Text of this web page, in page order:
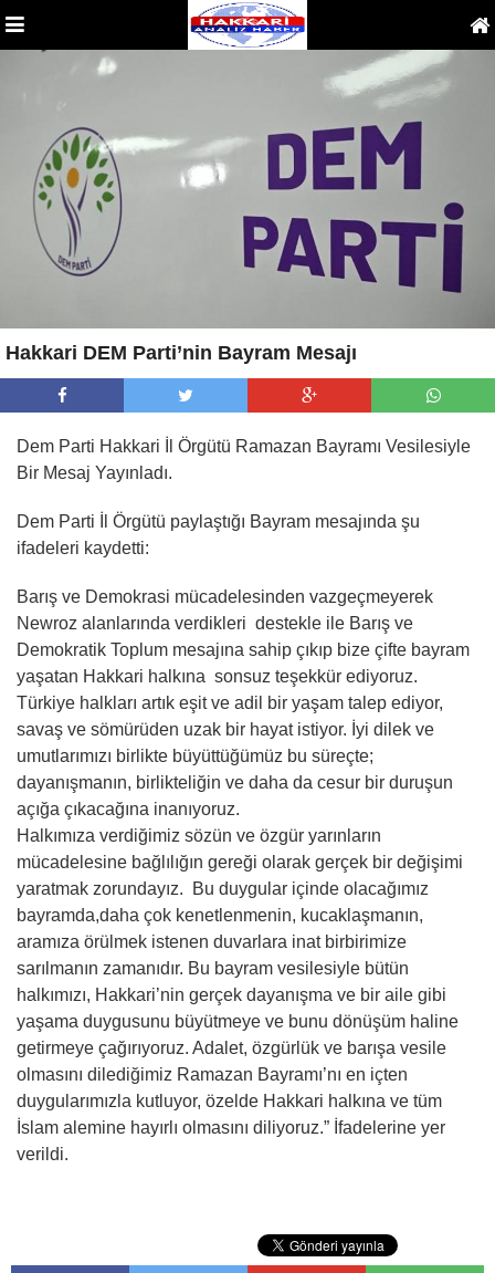
Hakkari DEM Parti’nin Bayram Mesajı
Dem Parti Hakkari İl Örgütü Ramazan Bayramı Vesilesiyle
Bir Mesaj Yayınladı.
Dem Parti İl Örgütü paylaştığı Bayram mesajında şu
ifadeleri kaydetti:
Barış ve Demokrasi mücadelesinden vazgeçmeyerek
Newroz alanlarında verdikleri destekle ile Barış ve
Demokratik Toplum mesajına sahip çıkıp bize çifte bayram
yaşatan Hakkari halkına sonsuz teşekkür ediyoruz.
Türkiye halkları artık eşit ve adil bir yaşam talep ediyor,
savaş ve sömürüden uzak bir hayat istiyor. İyi dilek ve
umutlarımızı birlikte büyüttüğümüz bu süreçte;
dayanışmanın, birlikteliğin ve daha da cesur bir duruşun
açığa çıkacağına inanıyoruz.
Halkımıza verdiğimiz sözün ve özgür yarınların
mücadelesine bağlılığın gereği olarak gerçek bir değişimi
yaratmak zorundayız. Bu duygular içinde olacağımız
bayramda,daha çok kenetlenmenin, kucaklaşmanın,
aramıza örülmek istenen duvarlara inat birbirimize
sarılmanın zamanıdır. Bu bayram vesilesiyle bütün
halkımızı, Hakkari’nin gerçek dayanışma ve bir aile gibi
yaşama duygusunu büyütmeye ve bunu dönüşüm haline
getirmeye çağırıyoruz. Adalet, özgürlük ve barışa vesile
olmasını dilediğimiz Ramazan Bayramı’nı en içten
duygularımızla kutluyor, özelde Hakkari halkına ve tüm
İslam alemine hayırlı olmasını diliyoruz.” İfadelerine yer
verildi.